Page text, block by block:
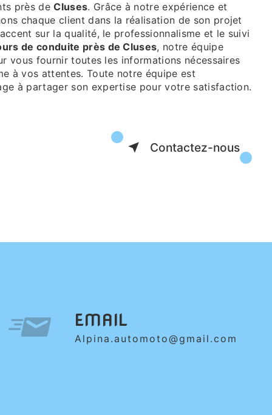
près deCluses. Grâce à notre expérience et
chaque client dans la réalisation de son projet
sur la qualité, le professionnalisme et le suivi
de conduite près de Cluses, notre équipe
vous fournir toutes les informations nécessaires
à vos attentes. Toute notre équipe est
à partager son expertise pour votre satisfaction.
Contactez-nous
EMAIL
alpina.automoto@gmail.com